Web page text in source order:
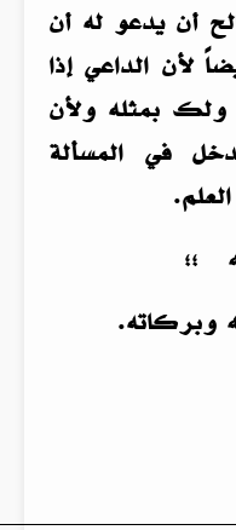
أن يدعو له أن
لأن الداعي إذا
بمثله ولأن
في المسألة
؛؛
وبركاته.